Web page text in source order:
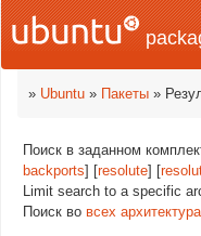
» Ubuntu » Пакеты »
Поиск в заданном
backports] [resolute] [
Limit search to a specific
Поиск во всех